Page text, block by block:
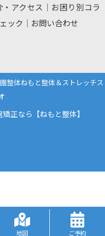
アクセス ｜ お困り別コラ
ック ｜ お問い合わせ
整体ねもと整体＆ストレッチス
正なら【ねもと整体】
地図 ご予約